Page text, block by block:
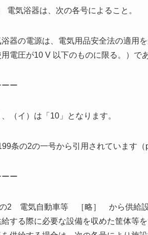
気浴器は、次の各号によること。
器の電源は、電気用品安全法の適用
電圧が10 V 以下のものに限る。）で
ー
、（イ）は「10」となります。
条の2の一号から引用されています（
ー
2 電気自動車等 ［略］ から供給設
する際に必要な設備を収めた筐体等